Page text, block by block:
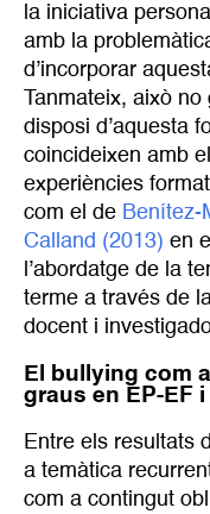
la iniciativa
amb la
d’incorporar
Tanmateix, això
disposi d’aquesta
coincideixen amb
experiències
com el de Benítez-
Calland (2013) en
l’abordatge de la
terme a través de
docent i
El bullying com
graus en EP-EF i
Entre els resultats
a temàtica
com a contingut